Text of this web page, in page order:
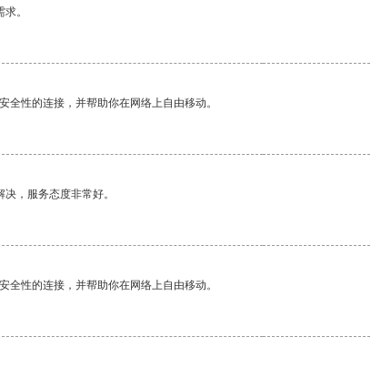
。
性的连接，并帮助你在网络上自由移动。
，服务态度非常好。
性的连接，并帮助你在网络上自由移动。